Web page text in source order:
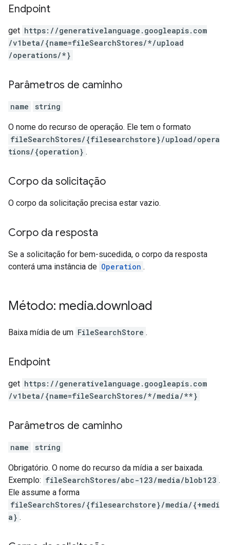
Endpoint
get https: / /generativelanguage.googleapis.com
/v1beta/{name=fileSearchStores/*/upload
/operations/*}
Parâmetros de caminho
name string
O nome do recurso de operação. Ele tem o formato
fileSearchStores/{filesearchstore}/upload/opera
tions/{operation} .
Corpo da solicitação
O corpo da solicitação precisa estar vazio.
Corpo da resposta
Se a solicitação for bem-sucedida, o corpo da resposta
conterá uma instância de Operation .
Método: media.download
Baixa mídia de um FileSearchStore .
Endpoint
get https: / /generativelanguage.googleapis.com
/v1beta/{name=fileSearchStores/*/media/**}
Parâmetros de caminho
name string
Obrigatório. O nome do recurso da mídia a ser baixada.
Exemplo: fileSearchStores/abc-123/media/blob123 .
Ele assume a forma
fileSearchStores/{filesearchstore}/media/{+medi
a} .